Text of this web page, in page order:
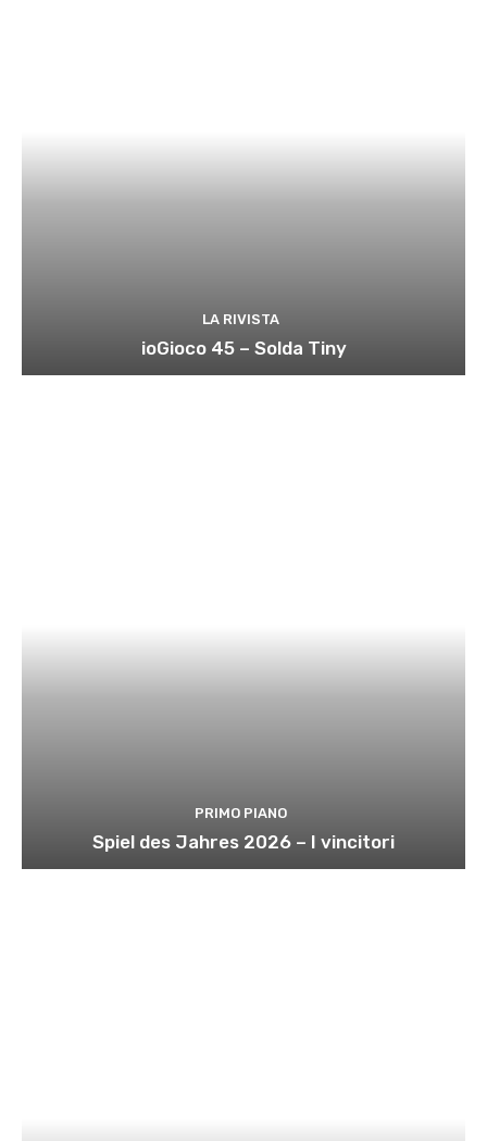
LA RIVISTA
ioGioco 45 – Solda Tiny
PRIMO PIANO
Spiel des Jahres 2026 – I vincitori